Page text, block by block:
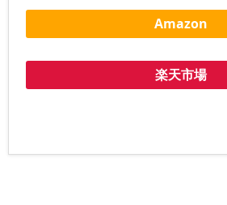
Amazon
楽天市場